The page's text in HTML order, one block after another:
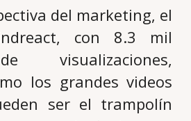
del marketing, el
con 8.3 mil
visualizaciones,
los grandes videos
ser el trampolín